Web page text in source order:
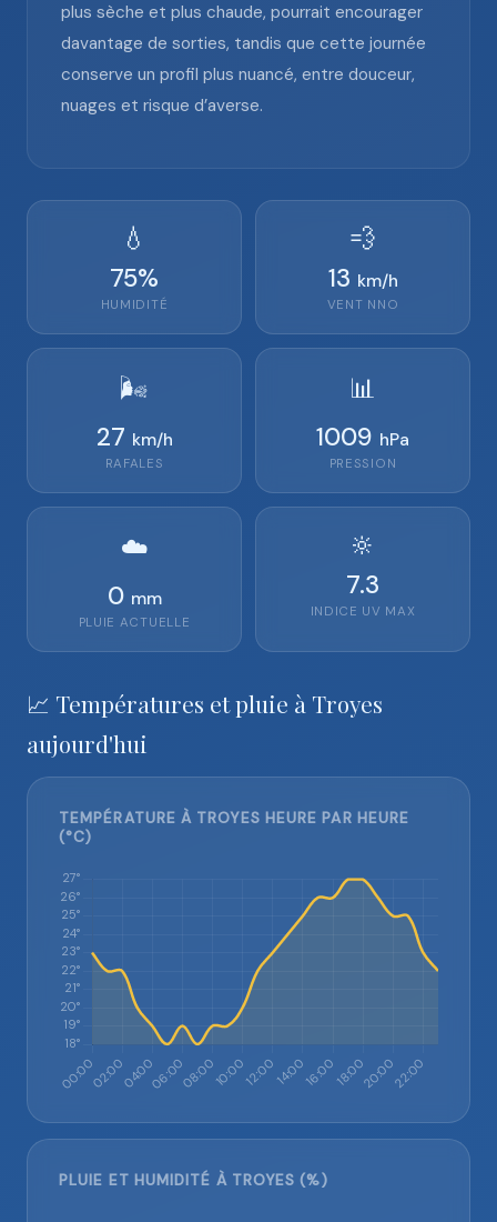
plus sèche et plus chaude, pourrait encourager
davantage de sorties, tandis que cette journée
conserve un profil plus nuancé, entre douceur,
nuages et risque d’averse.
💧
75%
HUMIDITÉ
💨
13 km/h
VENT NNO
🌬️
27 km/h
RAFALES
📊
1009 hPa
PRESSION
☁️
0 mm
PLUIE ACTUELLE
🔆
7.3
INDICE UV MAX
📈 Températures et pluie à Troyes
aujourd'hui
TEMPÉRATURE À TROYES HEURE PAR HEURE
(°C)
PLUIE ET HUMIDITÉ À TROYES (%)